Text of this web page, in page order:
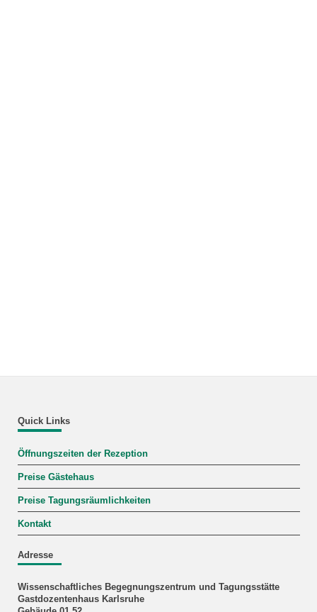
Quick Links
Öffnungszeiten der Rezeption
Preise Gästehaus
Preise Tagungsräumlichkeiten
Kontakt
Adresse
Wissenschaftliches Begegnungszentrum und Tagungsstätte
Gastdozentenhaus Karlsruhe